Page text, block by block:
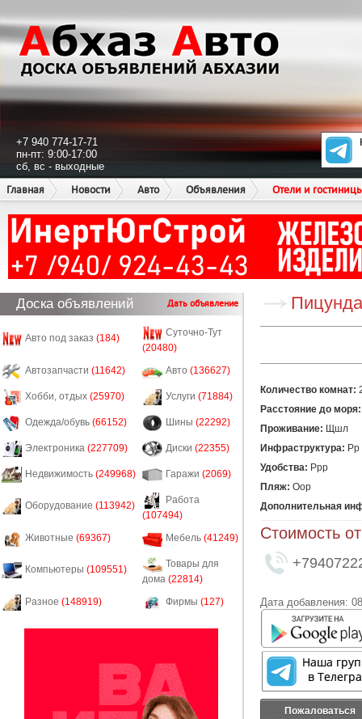
+7 940 774-17-71
пн-пт: 9:00-17:00
сб, вс - выходные
Главная
Новости Авто Объявления Отели и
Доска объявлений Дать объявление
Авто под заказ (184)
Суточно-Тут
(20480)
Автозапчасти (11642) Авто (136627)
Хобби, отдых (25970) Услуги (71884)
Одежда/обувь (66152) Шины (22292)
Электроника (227709) Диски (22355)
Недвижимость (249968) Гаражи (2069)
Оборудование (113942)
Работа
(107494)
Животные (69367) Мебель (41249)
Компьютеры (109551)
Товары для
дома (22814)
Разное (148919) Фирмы (127)
Количество комнат:
Расстояние до моря:
Проживание: Щшл
Инфраструктура: Рр
Удобства: Ррр
Пляж: Оор
Дополнительная
Стоимость
Дата добавления:
Пожаловаться